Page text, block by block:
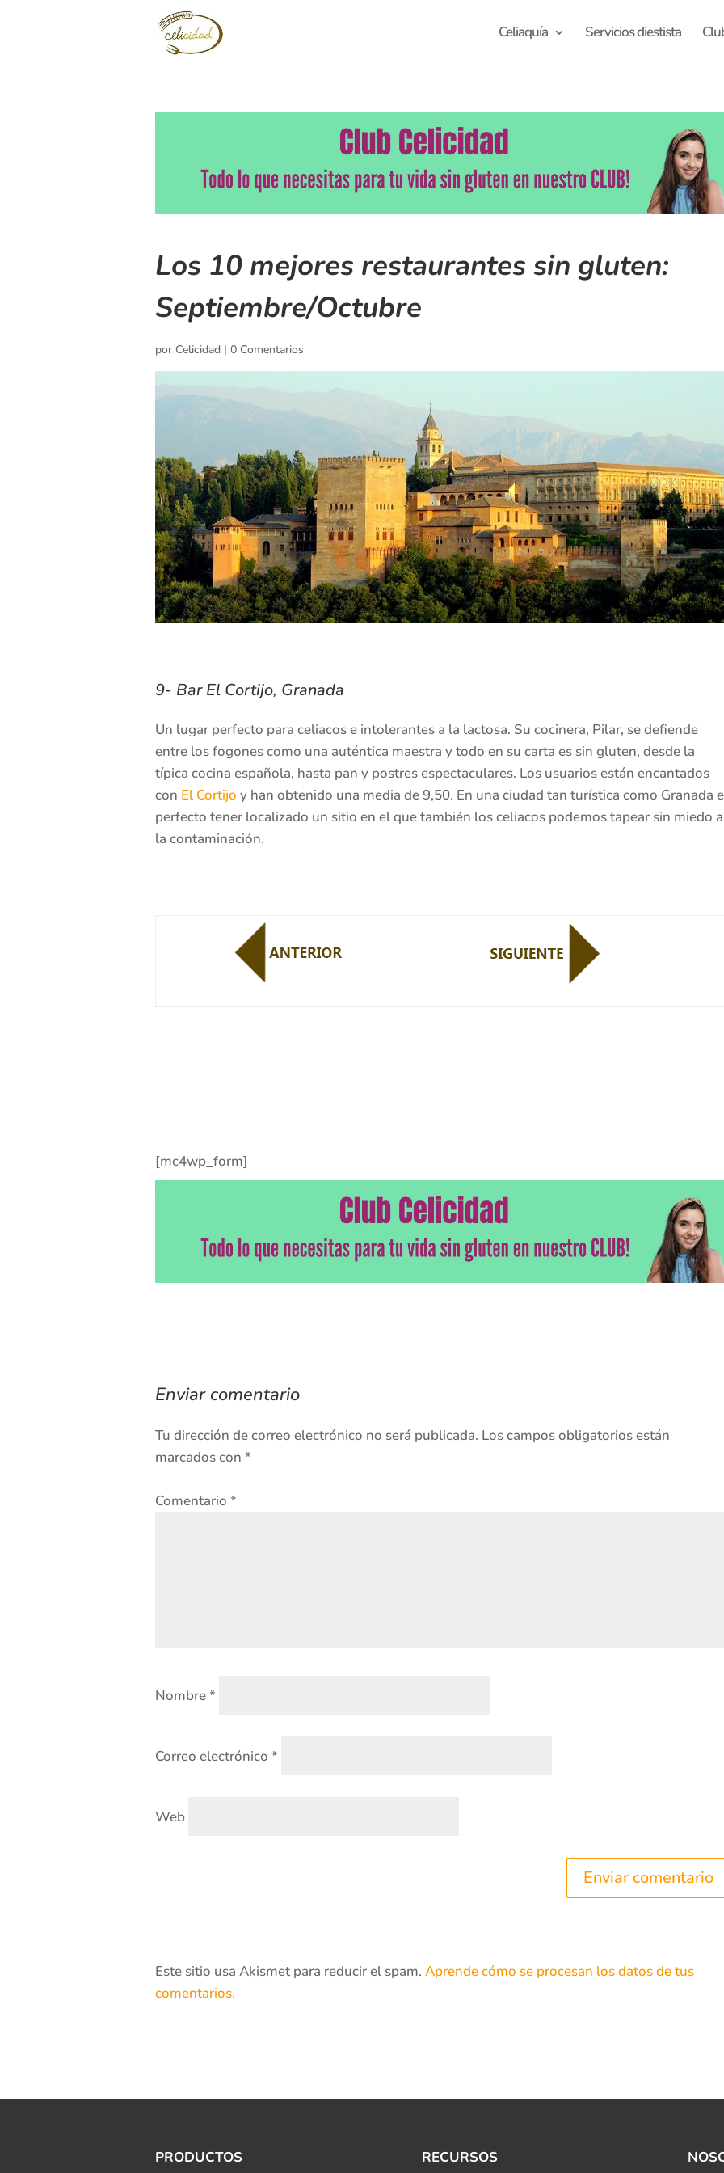
Celiaquía Servicios diestista
Los 10 mejores restaurantes sin gluten:
Septiembre/Octubre
por Celicidad | 0 Comentarios
9- Bar El Cortijo, Granada
Un lugar perfecto para celiacos e intolerantes a la lactosa. Su cocinera, Pilar, se defiende
entre los fogones como una auténtica maestra y todo en su carta es sin gluten, desde la
típica cocina española, hasta pan y postres espectaculares. Los usuarios están encantados
con El Cortijo y han obtenido una media de 9,50. En una ciudad tan turística como Granada
perfecto tener localizado un sitio en el que también los celiacos podemos tapear sin miedo a
la contaminación.
[mc4wp_form]
Enviar comentario
Tu dirección de correo electrónico no será publicada. Los campos obligatorios están
marcados con *
Comentario *
Nombre*
Correo electrónico *
Web
Este sitio usa Akismet para reducir el spam. Aprende cómo se procesan los datos de tus
comentarios.
PRODUCTOS RECURSOS